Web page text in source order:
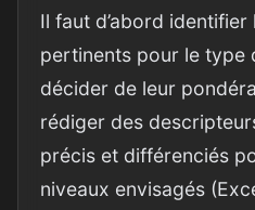
Il faut d’abord
pertinents pour le type
décider de leur
rédiger des
précis et différenciés
niveaux envisagés